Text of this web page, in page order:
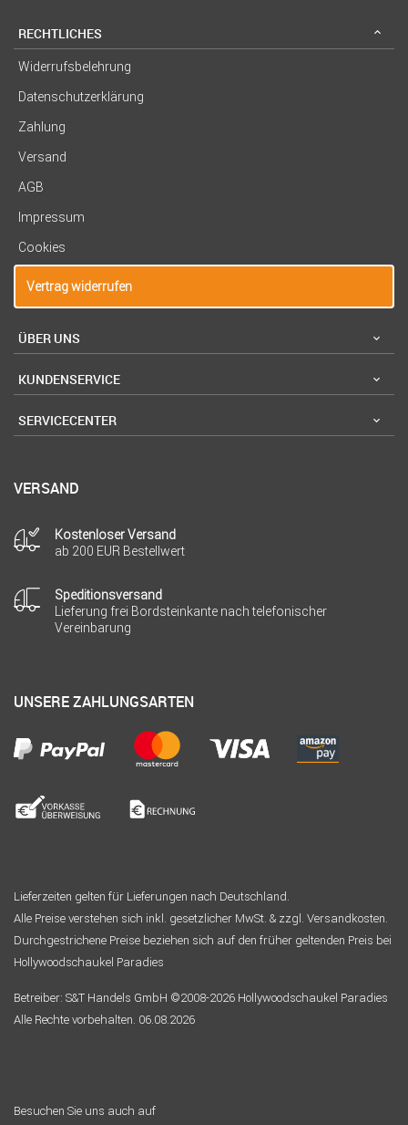
RECHTLICHES
Widerrufsbelehrung
Datenschutzerklärung
Zahlung
Versand
AGB
Impressum
Cookies
Vertrag widerrufen
ÜBER UNS
KUNDENSERVICE
SERVICECENTER
VERSAND
Kostenloser Versand
ab 200 EUR Bestellwert
Speditionsversand
Lieferung frei Bordsteinkante nach telefonischer
Vereinbarung
UNSERE ZAHLUNGSARTEN
Lieferzeiten gelten für Lieferungen nach Deutschland.
Alle Preise verstehen sich inkl. gesetzlicher MwSt. & zzgl. Versandkosten.
Durchgestrichene Preise beziehen sich auf den früher geltenden Preis bei
Hollywoodschaukel Paradies
Betreiber: S&T Handels GmbH ©2008-2026 Hollywoodschaukel Paradies
Alle Rechte vorbehalten. 06.08.2026
Besuchen Sie uns auch auf